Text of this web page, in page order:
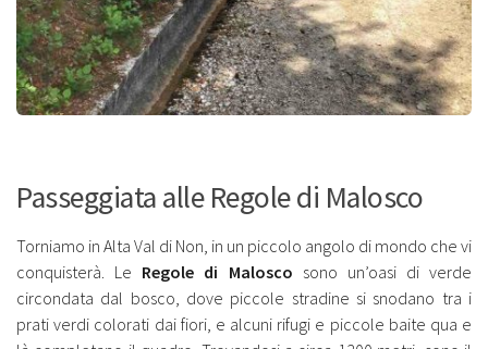
Passeggiata alle Regole di Malosco
Torniamo in Alta Val di Non, in un piccolo angolo di mondo che vi
conquisterà. Le Regole di Malosco sono un’oasi di verde
circondata dal bosco, dove piccole stradine si snodano tra i
prati verdi colorati dai fiori, e alcuni rifugi e piccole baite qua e